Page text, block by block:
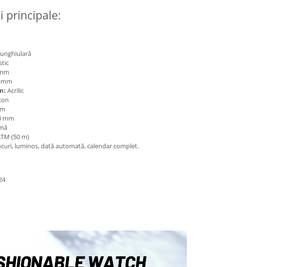
principale:
Acrilic
mm
(50 m)
luminos, dată automată, calendar complet.